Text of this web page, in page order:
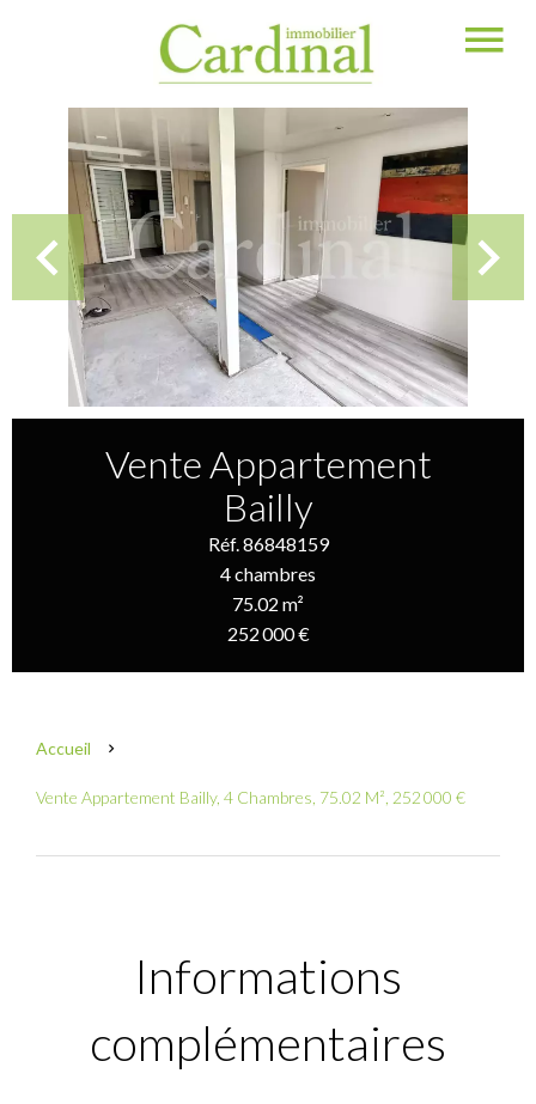
Vente Appartement
Bailly
Réf. 86848159
4 chambres
75.02 m²
252 000 €
Accueil
Vente Appartement Bailly, 4 Chambres, 75.02 M², 252 000 €
Informations
complémentaires